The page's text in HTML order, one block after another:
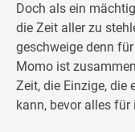
Doch als ein
die Zeit aller zu
geschweige denn
Momo ist
Zeit, die Einzige, die
kann, bevor alles